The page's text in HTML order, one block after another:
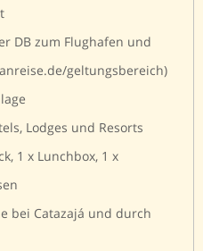
DB zum Flughafen und
geltungsbereich)
Lodges und Resorts
1 x Lunchbox, 1 x
bei Catazajá und durch